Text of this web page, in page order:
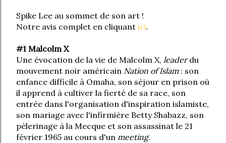
Spike Lee au sommet de son art !
Notre avis complet en cliquant ici.
#1 Malcolm X
Une évocation de la vie de Malcolm X, leaderdu
mouvement noir américain Nation of Islam: son
enfance difficile à Omaha, son séjour en prison où
il apprend à cultiver la fierté de sa race, son
entrée dans l'organisation d'inspiration islamiste,
son mariage avec l'infirmière Betty Shabazz, son
pèlerinage à la Mecque et son assassinat le 21
février 1965 au cours d'un meeting.